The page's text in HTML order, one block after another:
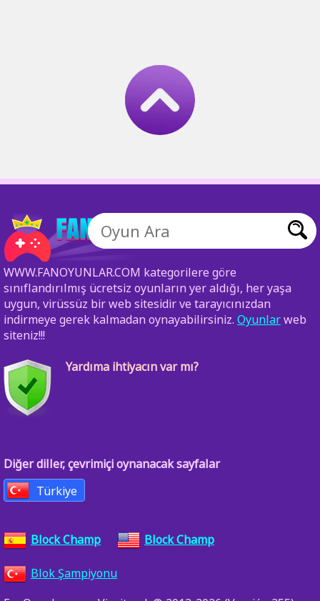
WWW.FANOYUNLAR.COM kategorilere göre
sınıflandırılmış ücretsiz oyunların yer aldığı, her yaşa
uygun, virüssüz bir web sitesidir ve tarayıcınızdan
indirmeye gerek kalmadan oynayabilirsiniz. Oyunlarweb
siteniz!!!
Yardıma ihtiyacın var mı?
Diğer diller, çevrimiçi oynanacak sayfalar
Türkiye
Block Champ Block Champ
Blok Şampiyonu